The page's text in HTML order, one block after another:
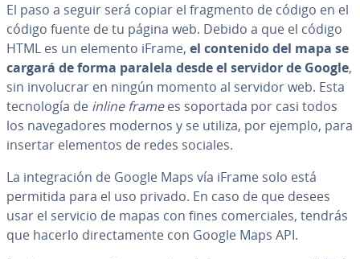
El paso a seguir será copiar el fragmento de código en el
código fuente de tu página web. Debido a que el código
HTML es un elemento iFrame, el contenido del mapa se
cargará de forma paralela desde el servidor de Google,
sin in­vo­lu­crar en ningún momento al servidor web. Esta
te­c­no­lo­gía de inline framees soportada por casi todos
los na­ve­ga­do­res modernos y se utiliza, por ejemplo, para
insertar elementos de redes sociales.
La in­te­gra­ción de Google Maps vía iFrame solo está
permitida para el uso privado. En caso de que desees
usar el servicio de mapas con fines co­me­r­cia­les, tendrás
que hacerlo di­re­c­ta­me­n­te con Google Maps API.